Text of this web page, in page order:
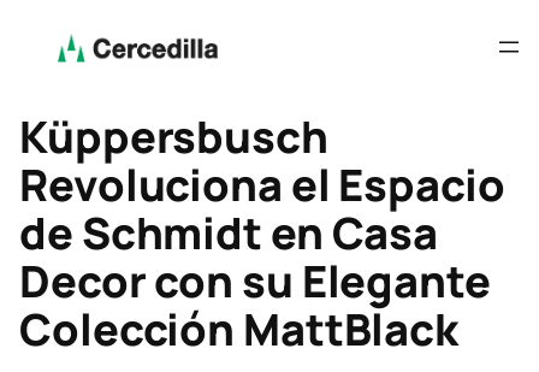
Küppersbusch
Revoluciona el Espacio
de Schmidt en Casa
Decor con su Elegante
Colección MattBlack